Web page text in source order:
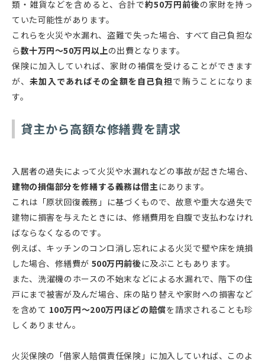
類・雑貨などを含めると、合計で約50万円前後の家財を持っ
ていた可能性があります。
これらを火災や水漏れ、盗難で失った場合、すべて自己負担な
ら数十万円〜50万円以上の出費となります。
保険に加入していれば、家財の補償を受けることができます
が、未加入であればその全額を自己負担で賄うことになりま
す。
貸主から高額な修繕費を請求
入居者の過失によって火災や水漏れなどの事故が起きた場合、
建物の損傷部分を修繕する義務は借主 にあります。
これは「原状回復義務」に基づくもので、故意や重大な過失で
建物に損害を与えたときには、修繕費用を自腹で支払わなけれ
ばならなくなるのです。
例えば、キッチンのコンロ消し忘れによる火災で壁や床を焼損
した場合、修繕費が 500万円前後に及ぶこともあります。
また、洗濯機のホースの不始末などによる水漏れで、階下の住
戸にまで被害が及んだ場合、床の貼り替えや家財への損害など
を含めて 100万円〜200万円ほどの賠償を請求されることも珍
しくありません。
火災保険の「借家人賠償責任保険」に加入していれば、このよ